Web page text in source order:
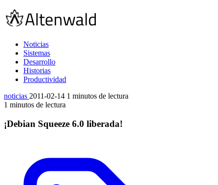
Noticias
Sistemas
Desarrollo
Historias
Productividad
noticias 2011-02-14 1 minutos de lectura
1 minutos de lectura
¡Debian Squeeze 6.0 liberada!